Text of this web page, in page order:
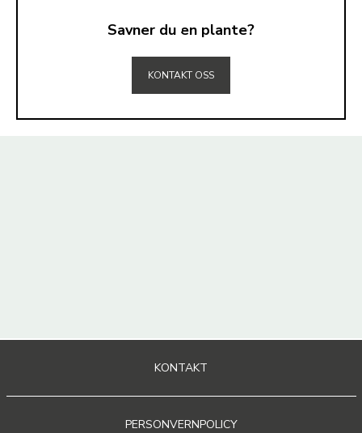
Savner du en plante?
KONTAKT OSS
KONTAKT
PERSONVERNPOLICY